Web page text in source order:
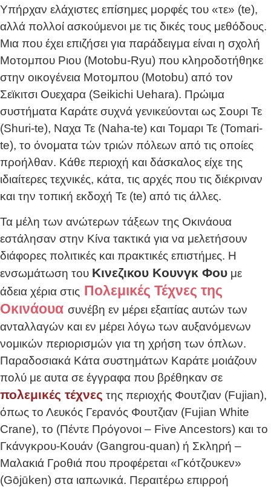
Υπήρχαν ελάχιστες επίσημες μορφές του «τε» (te),
αλλά πολλοί ασκούμενοι με τις δικές τους μεθόδους.
Μια που έχει επιζήσει για παράδειγμα είναι η σχολή
Μοτομπου Ριου (Motobu-Ryu) που κληροδοτήθηκε
στην οικογένεια Μοτομπου (Motobu) από τον
Σεϊκιτσι Ουεχαρα (Seikichi Uehara). Πρώιμα
συστήματα Καράτε συχνά γενικεύονται ως Σουρι Τε
(Shuri-te), Ναχα Τε (Naha-te) και Τομαρι Τε (Tomari-
te), το όνοματα τών τριών πόλεων από τις οποίες
προήλθαν. Κάθε περιοχή και δάσκαλος είχε της
ιδιαίτερες τεχνικές, κάτα, τις αρχές που τις διέκριναν
και την τοπική εκδοχή Τε (te) από τις άλλες.
Τα μέλη των ανώτερων τάξεων της Οκινάουα
εστάλησαν στην Κίνα τακτικά για να μελετήσουν
διάφορες πολιτικές και πρακτικές επιστήμες. Η
ενσωμάτωση του Κινεζικου Κουνγκ Φου με
άδεια χέρια στις Πολεμικές Τέχνες της
Οκινάουα συνέβη εν μέρει εξαιτίας αυτών των
ανταλλαγών και εν μέρει λόγω των αυξανόμενων
νομικών περιορισμών για τη χρήση των όπλων.
Παραδοσιακά Κάτα συστημάτων Καράτε μοιάζουν
πολύ με αυτα σε έγγραφα που βρέθηκαν σε
πολεμικές τέχνες της περιοχής Φουτζιαν (Fujian),
όπως το Λευκός Γερανός Φουτζιαν (Fujian White
Crane), το (Πέντε Πρόγονοι – Five Ancestors) και το
Γκάνγκρου-Κουάν (Gangrou-quan) ή Σκληρή –
Μαλακιά Γροθιά που προφέρεται «Γκότζουκεν»
(Gōjūken) στα ιαπωνικά. Περαιτέρω επιρροή